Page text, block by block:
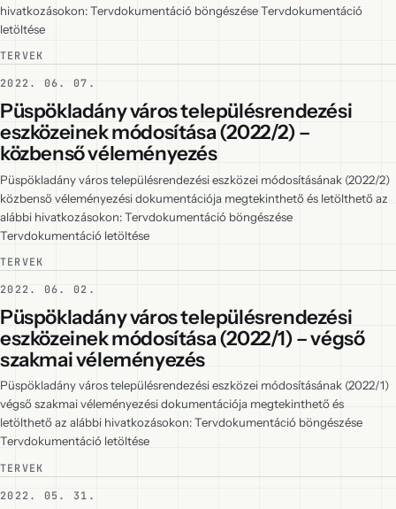
hivatkozásokon: Tervdokumentáció böngészése Tervdokumentáció
letöltése
TERVEK
2022. 06. 07.
Püspökladány város településrendezési
eszközeinek módosítása (2022/2) –
közbenső véleményezés
Püspökladány város településrendezési eszközei módosításának (2022/2)
közbenső véleményezési dokumentációja megtekinthető és letölthető az
alábbi hivatkozásokon: Tervdokumentáció böngészése
Tervdokumentáció letöltése
TERVEK
2022. 06. 02.
Püspökladány város településrendezési
eszközeinek módosítása (2022/1) – végső
szakmai véleményezés
Püspökladány város településrendezési eszközei módosításának (2022/1)
végső szakmai véleményezési dokumentációja megtekinthető és
letölthető az alábbi hivatkozásokon: Tervdokumentáció böngészése
Tervdokumentáció letöltése
TERVEK
2022. 05. 31.